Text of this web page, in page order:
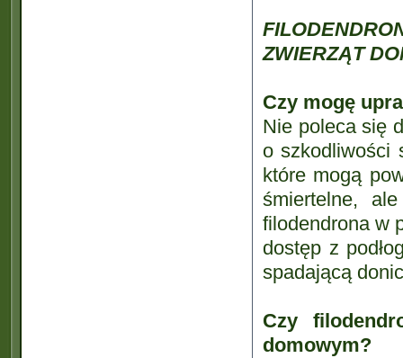
ZWIERZĄT
Czy mogę
Nie poleca się
o szkodliwości
które mogą
śmiertelne,
filodendrona w
dostęp z
spadającą
Czy
domowym?